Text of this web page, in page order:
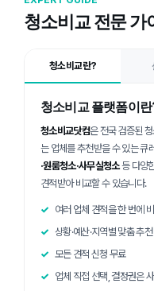
청소비교 전문 가
청소비교란?
청소비교 플랫폼이
청소비교닷컴은 전국 검증된
는 업체를 추천받을 수 있는 큐
·원룸청소·사무실청소등 다양
견적받아 비교할 수 있습니다.
여러 업체 견적을 한 번에
상황·예산·지역별 맞춤 추천
모든 견적 신청 무료
업체 직접 선택, 결정권은